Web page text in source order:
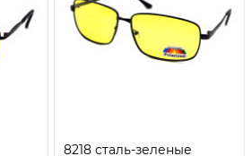
8218 сталь-зеленые